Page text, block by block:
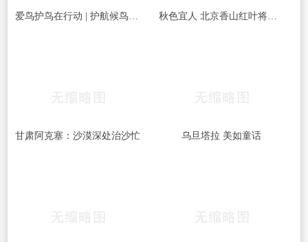
爱鸟护鸟在行动 | 护航候鸟迁徙，守护鸟类家园！哈尔滨青少年在行动…… 秋色宜人 北京香山红叶将迎最佳观赏期
甘肃阿克塞：沙漠深处治沙忙 乌旦塔拉 美如童话